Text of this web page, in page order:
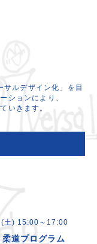
ルデザイン化」を目
ションにより、
いきます。
土) 15:00～17:00
道プログラム